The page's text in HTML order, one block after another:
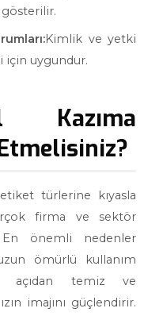
gösterilir.
Kimlik ve yetki
için uygundur.
Kazıma
türlerine kıyasla
firma ve sektör
En önemli nedenler
ömürlü kullanım
açıdan temiz ve
imajını güçlendirir.